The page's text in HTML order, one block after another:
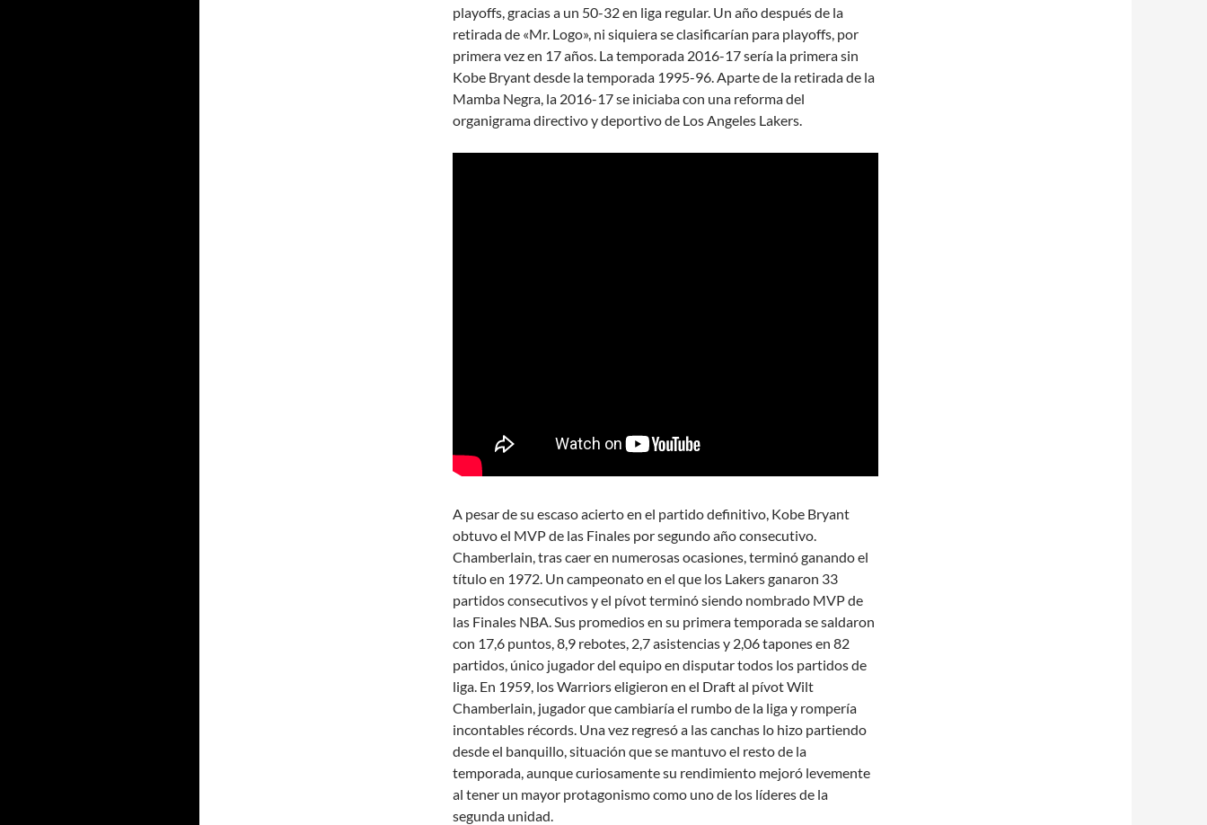
playoffs, gracias a un 50-32 en liga regular. Un año después de la
retirada de «Mr. Logo», ni siquiera se clasificarían para playoffs, por
primera vez en 17 años. La temporada 2016-17 sería la primera sin
Kobe Bryant desde la temporada 1995-96. Aparte de la retirada de la
Mamba Negra, la 2016-17 se iniciaba con una reforma del
organigrama directivo y deportivo de Los Angeles Lakers.
A pesar de su escaso acierto en el partido definitivo, Kobe Bryant
obtuvo el MVP de las Finales por segundo año consecutivo.
Chamberlain, tras caer en numerosas ocasiones, terminó ganando el
título en 1972. Un campeonato en el que los Lakers ganaron 33
partidos consecutivos y el pívot terminó siendo nombrado MVP de
las Finales NBA. Sus promedios en su primera temporada se saldaron
con 17,6 puntos, 8,9 rebotes, 2,7 asistencias y 2,06 tapones en 82
partidos, único jugador del equipo en disputar todos los partidos de
liga. En 1959, los Warriors eligieron en el Draft al pívot Wilt
Chamberlain, jugador que cambiaría el rumbo de la liga y rompería
incontables récords. Una vez regresó a las canchas lo hizo partiendo
desde el banquillo, situación que se mantuvo el resto de la
temporada, aunque curiosamente su rendimiento mejoró levemente
al tener un mayor protagonismo como uno de los líderes de la
segunda unidad.